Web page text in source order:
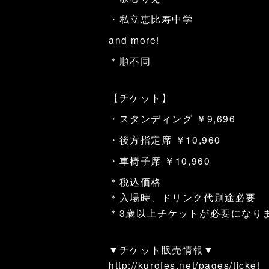
・私立恵比寿中学
and more!
＊順不同
【チケット】
・スタンディング ￥9,696
・後方指定席 ￥10,960
・車椅子席 ￥10,960
＊税込価格
＊入場時、ドリンク代別途必要
＊3歳以上チケットが必要になり
▼チケット販売情報▼
http://kurofes.net/pages/ticket